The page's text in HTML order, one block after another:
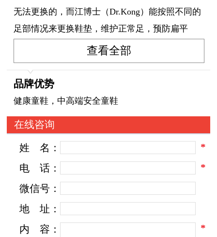
无法更换的，而江博士（Dr.Kong）能按照不同的
足部情况来更换鞋垫，维护正常足，预防扁平
足、高弓足，同时通过会员卡做定期免费检查，
根据消费者足部的变化，做到舒缓或者预防足患
的效果。
查看全部
品牌优势
健康童鞋，中高端安全童鞋
在线咨询
姓
名：
*
电
话：
*
微信号：
地
址：
内
容： *